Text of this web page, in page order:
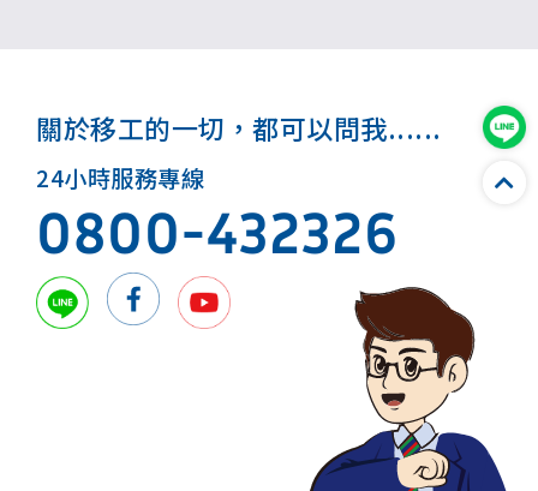
關於移工的一切，都可以問我......
24小時服務專線
0800-432326